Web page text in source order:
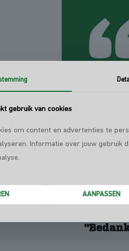
watklanten
gebruik van cookies
om content en advertenties te
Informatie over jouw gebruik
AANPASSEN